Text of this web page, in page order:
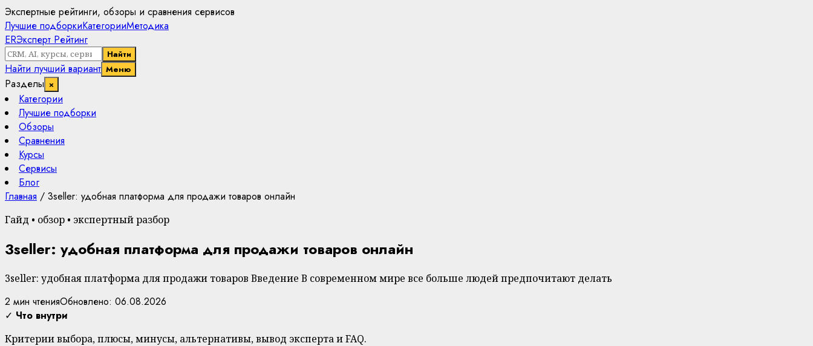
Экспертные рейтинги, обзоры и сравнения сервисов
Лучшие подборкиКатегорииМетодика
ERЭксперт Рейтинг
Найти
Найти лучший вариант Меню
Разделы ×
Категории
Лучшие подборки
Обзоры
Сравнения
Курсы
Сервисы
Блог
Главная / 3seller: удобная платформа для продажи товаров онлайн
Гайд • обзор • экспертный разбор
3seller: удобная платформа для продажи товаров онлайн
3seller: удобная платформа для продажи товаров Введение В современном мире все больше людей предпочитают делать
2 мин чтенияОбновлено: 06.08.2026
✓ Что внутри
Критерии выбора, плюсы, минусы, альтернативы, вывод эксперта и FAQ.